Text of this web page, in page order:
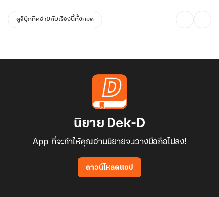
ดูอีบุ๊กที่คล้ายกับเรื่องนี้ทั้งหมด
นิยาย Dek-D
App ที่จะทำให้คุณอ่านนิยายจนวางมือถือไม่ลง!
ดาวน์โหลดแอป